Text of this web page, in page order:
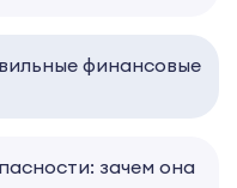
финансовые
зачем она